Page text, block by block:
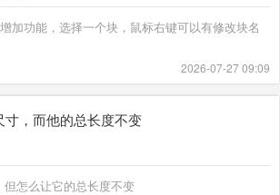
加功能，选择一个块，鼠标右键可以有修改块名
2026-07-27 09:09
，而他的总长度不变
怎么让它的总长度不变